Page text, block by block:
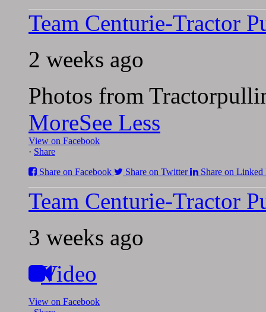
Team Centurie-Tractor
2 weeks ago
Photos from
MoreSee Less
View on Facebook
· Share
Share on Facebook
Share on Twitter Share on Linked
Team Centurie-Tractor
3 weeks ago
Video
View on Facebook